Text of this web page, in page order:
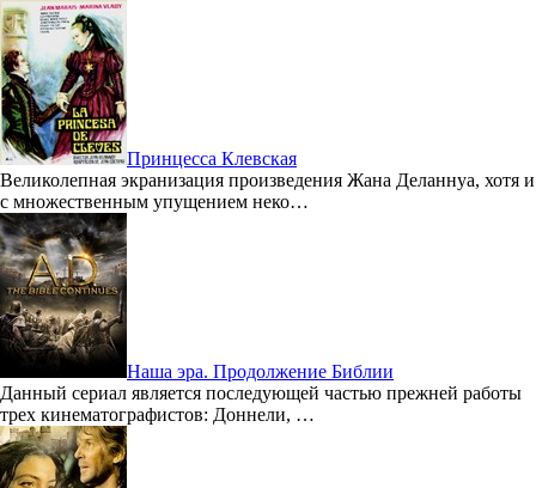
Принцесса Клевская
Великолепная экранизация произведения Жана Деланнуа, хотя и
с множественным упущением неко…
Наша эра. Продолжение Библии
Данный сериал является последующей частью прежней работы
трех кинематографистов: Доннели, …